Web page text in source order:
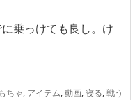
乗っけても良し。け
ちゃ, アイテム,動画,寝る,戦う